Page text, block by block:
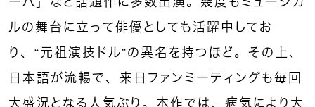
ルの舞台に立って俳優としても活躍中してお
り、“元祖演技ドル”の異名を持つほど。その上、
日本語が流暢で、来日ファンミーティングも毎回
大盛況となる人気ぶり。本作では、病気により大